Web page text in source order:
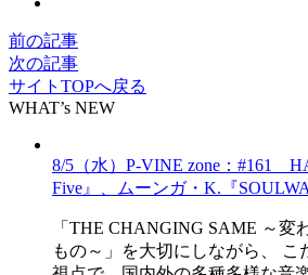
前の記事
次の記事
サイトTOPへ戻る
WHAT’s NEW
8/5（水）P-VINE zone：#161
Five』、ムーンガ・K.『
「THE CHANGING SAME ～変
もの～」を大切にしながら、 こ